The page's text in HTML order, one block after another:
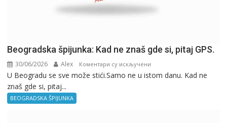
Beogradska špijunka: Kad ne znaš gde si, pitaj GPS.
30/06/2026 Alex Коментари су искључени
Beogradska
U Beogradu se sve može stići.Samo ne u istom danu. Kad ne
znaš gde si, pitaj...
BEOGRADSKA ŠPIJUNKA